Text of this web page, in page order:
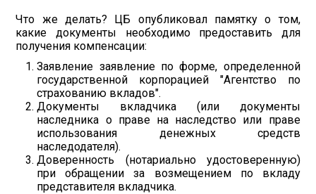
Что же делать? ЦБ опубликовал памятку о том,
какие документы необходимо предоставить для
получения компенсации:
Заявление заявление по форме, определенной
государственной корпорацией "Агентство по
страхованию вкладов".
Документы вкладчика (или документы
наследника о праве на наследство или праве
использования денежных средств
наследодателя).
Доверенность (нотариально удостоверенную)
при обращении за возмещением по вкладу
представителя вкладчика.